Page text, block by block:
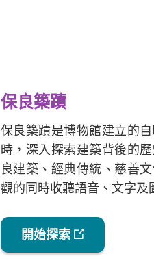
保良築蹟
保良築蹟是博物館建立的
時，深入探索建築背後的
良建築、經典傳統、慈善
觀的同時收聽語音、文字及
開始探索